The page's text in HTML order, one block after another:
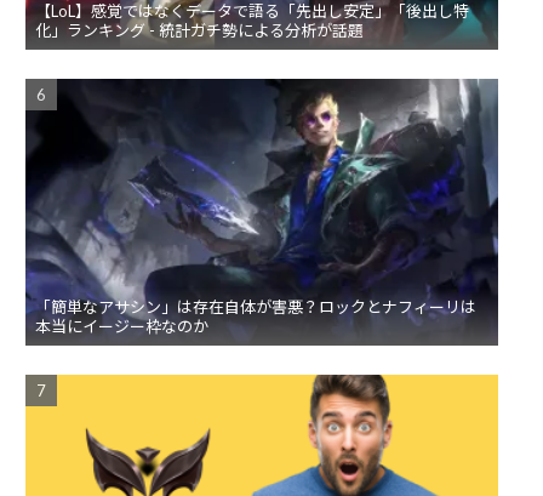
【LoL】感覚ではなくデータで語る「先出し安定」「後出し特
化」ランキング - 統計ガチ勢による分析が話題
「簡単なアサシン」は存在自体が害悪？ロックとナフィーリは
本当にイージー枠なのか